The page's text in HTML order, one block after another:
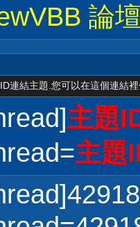
論
連結主題.您可以在這個連結
主題
主題